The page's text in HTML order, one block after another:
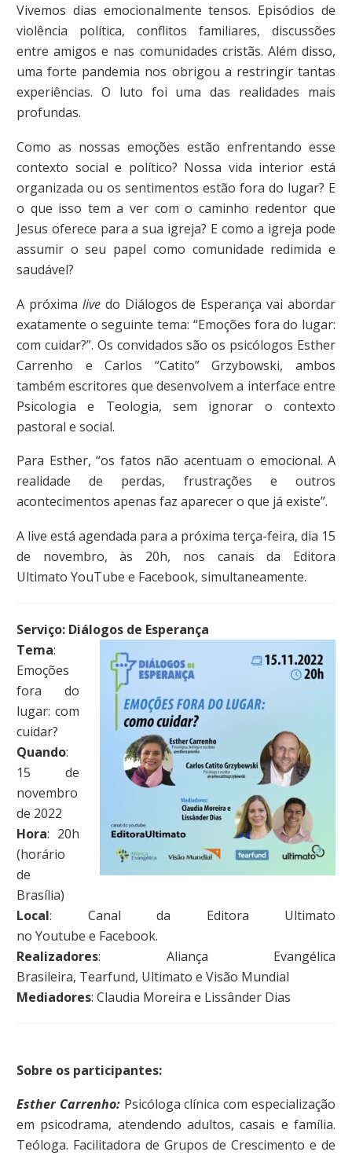
Vivemos dias emocionalmente tensos. Episódios de
violência política, conflitos familiares, discussões
entre amigos e nas comunidades cristãs. Além disso,
uma forte pandemia nos obrigou a restringir tantas
experiências. O luto foi uma das realidades mais
profundas.
Como as nossas emoções estão enfrentando esse
contexto social e político? Nossa vida interior está
organizada ou os sentimentos estão fora do lugar? E
o que isso tem a ver com o caminho redentor que
Jesus oferece para a sua igreja? E como a igreja pode
assumir o seu papel como comunidade redimida e
saudável?
A próxima livedo Diálogos de Esperança vai abordar
exatamente o seguinte tema: “Emoções fora do lugar:
com cuidar?”. Os convidados são os psicólogos Esther
Carrenho e Carlos “Catito” Grzybowski, ambos
também escritores que desenvolvem a interface entre
Psicologia e Teologia, sem ignorar o contexto
pastoral e social.
Para Esther, “os fatos não acentuam o emocional. A
realidade de perdas, frustrações e outros
acontecimentos apenas faz aparecer o que já existe”.
A live está agendada para a próxima terça-feira, dia 15
de novembro, às 20h, nos canais da Editora
Ultimato YouTube e Facebook, simultaneamente.
Serviço: Diálogos de Esperança
Tema:
Emoções
fora do
lugar: com
cuidar?
Quando:
15 de
novembro
de 2022
Hora: 20h
(horário
de
Brasília)
Local: Canal da Editora Ultimato
no Youtube e Facebook.
Realizadores: Aliança Evangélica
Brasileira, Tearfund, Ultimato e Visão Mundial
Mediadores: Claudia Moreira e Lissânder Dias
Sobre os participantes:
Esther Carrenho: Psicóloga clínica com especialização
em psicodrama, atendendo adultos, casais e família.
Teóloga. Facilitadora de Grupos de Crescimento e de